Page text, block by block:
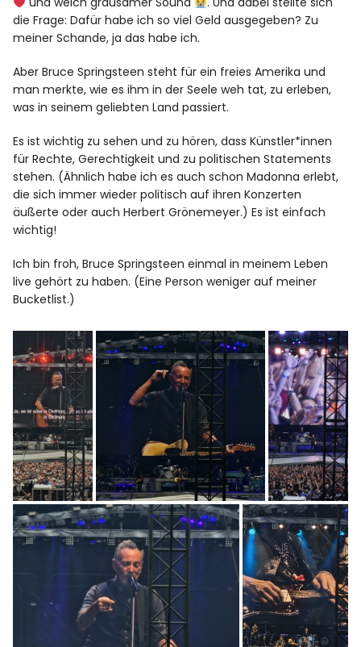
die Frage: Dafür habe ich so viel Geld ausgegeben? Zu
meiner Schande, ja das habe ich.
Aber Bruce Springsteen steht für ein freies Amerika und
man merkte, wie es ihm in der Seele weh tat, zu erleben,
was in seinem geliebten Land passiert.
Es ist wichtig zu sehen und zu hören, dass Künstler*innen
für Rechte, Gerechtigkeit und zu politischen Statements
stehen. (Ähnlich habe ich es auch schon Madonna erlebt,
die sich immer wieder politisch auf ihren Konzerten
äußerte oder auch Herbert Grönemeyer.) Es ist einfach
wichtig!
Ich bin froh, Bruce Springsteen einmal in meinem Leben
live gehört zu haben. (Eine Person weniger auf meiner
Bucketlist.)